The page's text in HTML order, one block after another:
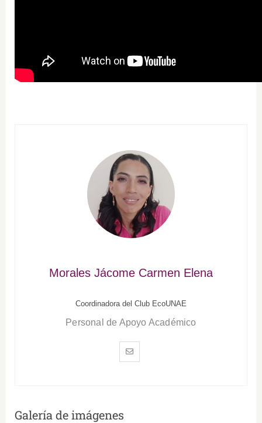
entorno.
Morales Jácome Carmen Elena
Coordinadora del Club EcoUNAE
Personal de Apoyo Académico
Galería de imágenes